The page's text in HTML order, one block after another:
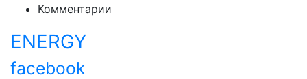
Комментарии
ENERGY
facebook